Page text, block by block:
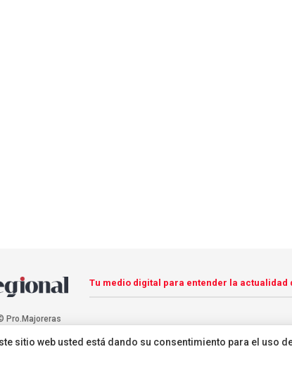
Pro.Majoreras
Tu medio digital para entender la actualidad
sitio web usted está dando su consentimiento para el uso